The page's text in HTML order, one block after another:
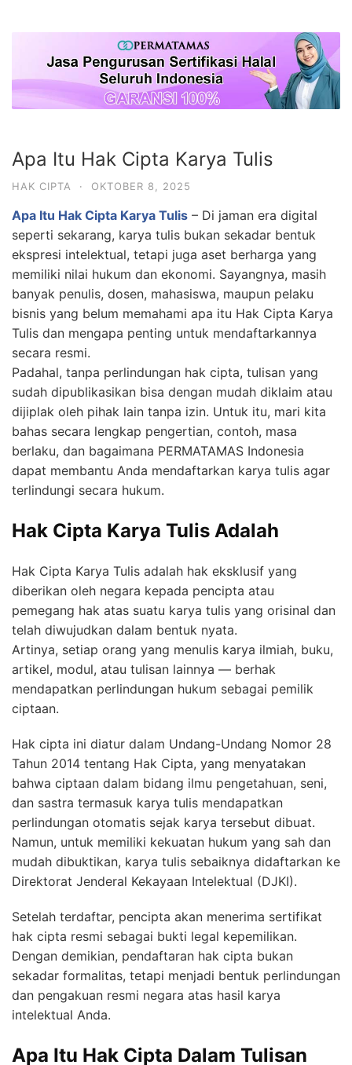
Apa Itu Hak Cipta Karya Tulis
HAK CIPTA · OKTOBER 8, 2025
Apa Itu Hak Cipta Karya Tulis – Di jaman era digital
seperti sekarang, karya tulis bukan sekadar bentuk
ekspresi intelektual, tetapi juga aset berharga yang
memiliki nilai hukum dan ekonomi. Sayangnya, masih
banyak penulis, dosen, mahasiswa, maupun pelaku
bisnis yang belum memahami apa itu Hak Cipta Karya
Tulis dan mengapa penting untuk mendaftarkannya
secara resmi.
Padahal, tanpa perlindungan hak cipta, tulisan yang
sudah dipublikasikan bisa dengan mudah diklaim atau
dijiplak oleh pihak lain tanpa izin. Untuk itu, mari kita
bahas secara lengkap pengertian, contoh, masa
berlaku, dan bagaimana PERMATAMAS Indonesia
dapat membantu Anda mendaftarkan karya tulis agar
terlindungi secara hukum.
Hak Cipta Karya Tulis Adalah
Hak Cipta Karya Tulis adalah hak eksklusif yang
diberikan oleh negara kepada pencipta atau
pemegang hak atas suatu karya tulis yang orisinal dan
telah diwujudkan dalam bentuk nyata.
Artinya, setiap orang yang menulis karya ilmiah, buku,
artikel, modul, atau tulisan lainnya — berhak
mendapatkan perlindungan hukum sebagai pemilik
ciptaan.
Hak cipta ini diatur dalam Undang-Undang Nomor 28
Tahun 2014 tentang Hak Cipta, yang menyatakan
bahwa ciptaan dalam bidang ilmu pengetahuan, seni,
dan sastra termasuk karya tulis mendapatkan
perlindungan otomatis sejak karya tersebut dibuat.
Namun, untuk memiliki kekuatan hukum yang sah dan
mudah dibuktikan, karya tulis sebaiknya didaftarkan ke
Direktorat Jenderal Kekayaan Intelektual (DJKI).
Setelah terdaftar, pencipta akan menerima sertifikat
hak cipta resmi sebagai bukti legal kepemilikan.
Dengan demikian, pendaftaran hak cipta bukan
sekadar formalitas, tetapi menjadi bentuk perlindungan
dan pengakuan resmi negara atas hasil karya
intelektual Anda.
Apa Itu Hak Cipta Dalam Tulisan